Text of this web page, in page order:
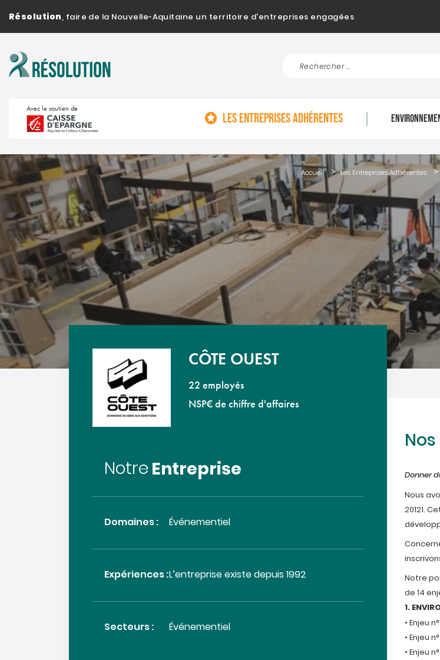
Résolution, faire de la Nouvelle-Aquitaine un territoire d'entreprises engagées
Avec le soutien de
LES ENTREPRISES ADHÉRENTES
Accueil Les Entreprises Adhérentes
CÔTE OUEST
22 employés
NSP€ de chiffre d'affaires
NotreEntreprise
Domaines : Événementiel
Expériences :L’entreprise existe depuis 1992
Secteurs : Événementiel
Nos
Donner
Nous
20121.
Notre
de 14
1.
• Enjeu
• Enjeu
• Enjeu